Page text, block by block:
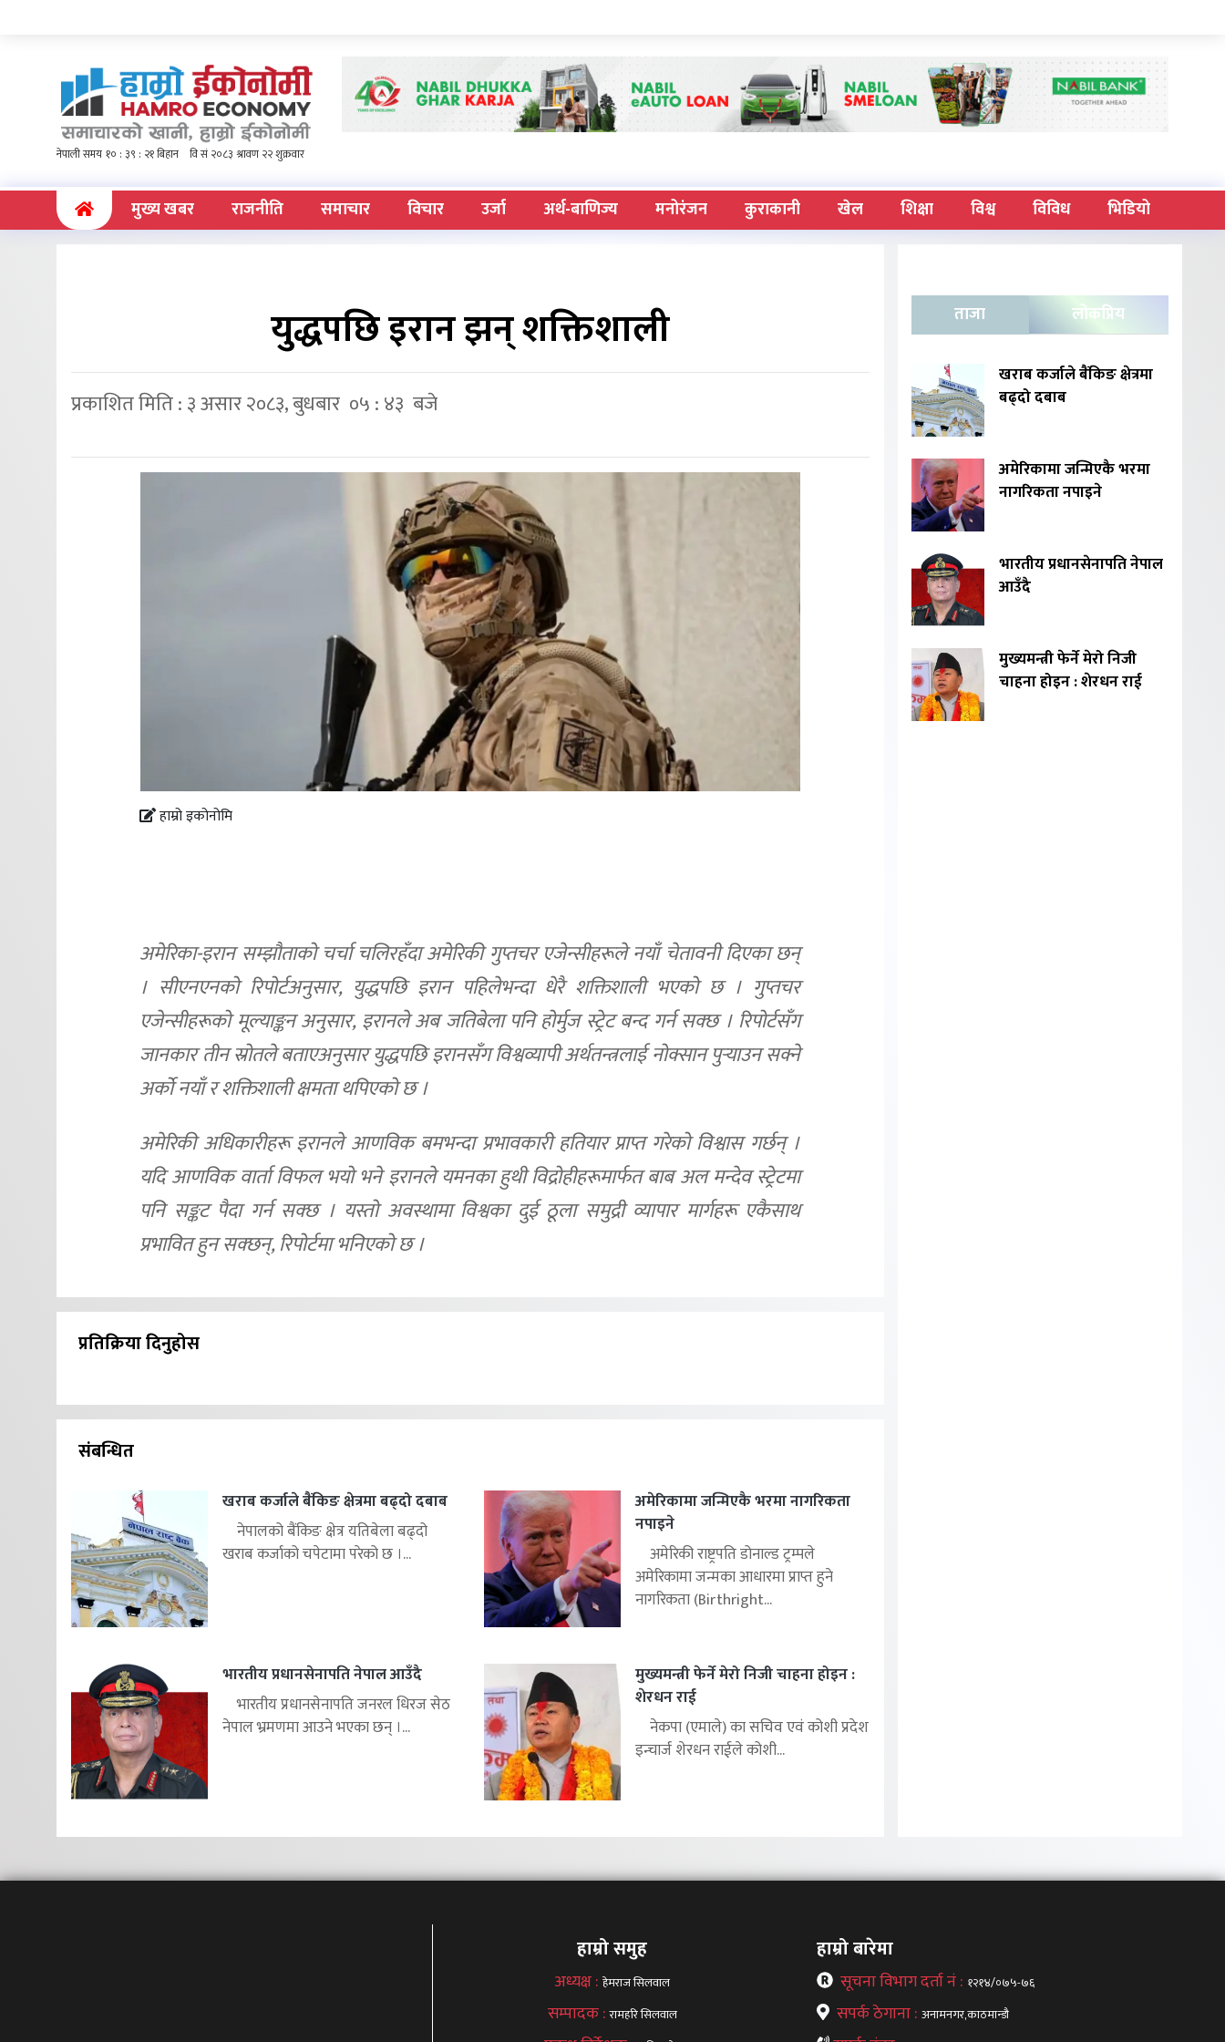
(current)मुख्य खबर राजनीति समाचार विचार उर्जा अर्थ-बाणिज्य मनोरंजन कुराकानी खेल शिक्षा विश्व विविध भिडियो
युद्धपछि इरान झन् शक्तिशाली
प्रकाशित मिति : ३ असार २०८३, बुधबार ०५ : ४३ बजे
हाम्रो इकोनोमि
अमेरिका-इरान सम्झौताको चर्चा चलिरहँदा अमेरिकी गुप्तचर एजेन्सीहरूले नयाँ चेतावनी दिएका छन्
। सीएनएनको रिपोर्टअनुसार, युद्धपछि इरान पहिलेभन्दा धेरै शक्तिशाली भएको छ । गुप्तचर
एजेन्सीहरूको मूल्याङ्कन अनुसार, इरानले अब जतिबेला पनि होर्मुज स्ट्रेट बन्द गर्न सक्छ । रिपोर्टसँग
जानकार तीन स्रोतले बताएअनुसार युद्धपछि इरानसँग विश्वव्यापी अर्थतन्त्रलाई नोक्सान पुर्‍याउन सक्ने
अर्को नयाँ र शक्तिशाली क्षमता थपिएको छ ।
अमेरिकी अधिकारीहरू इरानले आणविक बमभन्दा प्रभावकारी हतियार प्राप्त गरेको विश्वास गर्छन् ।
यदि आणविक वार्ता विफल भयो भने इरानले यमनका हुथी विद्रोहीहरूमार्फत बाब अल मन्देव स्ट्रेटमा
पनि सङ्कट पैदा गर्न सक्छ । यस्तो अवस्थामा विश्वका दुई ठूला समुद्री व्यापार मार्गहरू एकैसाथ
प्रभावित हुन सक्छन्, रिपोर्टमा भनिएको छ ।
प्रतिक्रिया दिनुहोस
संबन्धित
खराब कर्जाले बैंकिङ क्षेत्रमा बढ्दो दबाब
नेपालको बैंकिङ क्षेत्र यतिबेला बढ्दो
खराब कर्जाको चपेटामा परेको छ ।...
अमेरिकामा जन्मिएकै भरमा नागरिकता
नपाइने
अमेरिकी राष्ट्रपति डोनाल्ड ट्रम्पले
अमेरिकामा जन्मका आधारमा प्राप्त हुने
नागरिकता (Birthright...
भारतीय प्रधानसेनापति नेपाल आउँदै
भारतीय प्रधानसेनापति जनरल धिरज सेठ
नेपाल भ्रमणमा आउने भएका छन् ।...
मुख्यमन्त्री फेर्ने मेरो निजी चाहना होइन :
शेरधन राई
नेकपा (एमाले) का सचिव एवं कोशी प्रदेश
इन्चार्ज शेरधन राईले कोशी...
ताजा लोकप्रिय
खराब कर्जाले बैंकिङ क्षेत्रमा
बढ्दो दबाब
अमेरिकामा जन्मिएकै भरमा
नागरिकता नपाइने
भारतीय प्रधानसेनापति नेपाल
आउँदै
मुख्यमन्त्री फेर्ने मेरो निजी
चाहना होइन : शेरधन राई
हाम्रो समुह
अध्यक्ष :हेमराज सिलवाल
सम्पादक :रामहरि सिलवाल
हाम्रो बारेमा
सूचना विभाग दर्ता नं : १२१४/०७५-७६
सपर्क ठेगाना : अनामनगर,काठमान्डौ